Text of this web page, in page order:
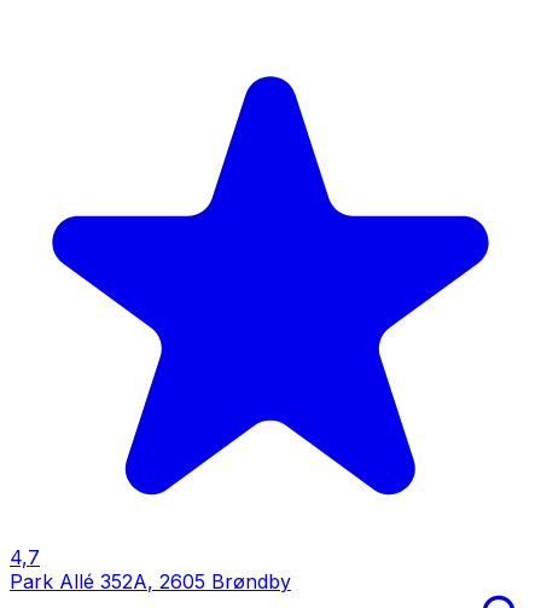
4,7
Park Allé 352A, 2605 Brøndby